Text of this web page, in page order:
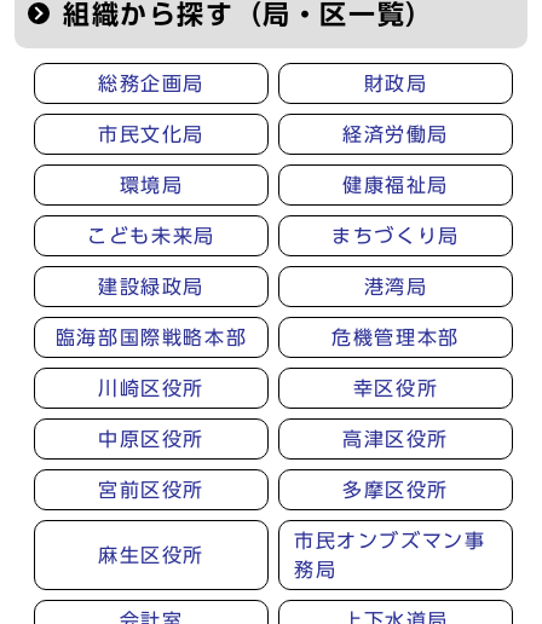
組織から探す（局・区一覧）
総務企画局 財政局
市民文化局 経済労働局
環境局 健康福祉局
こども未来局 まちづくり局
建設緑政局 港湾局
臨海部国際戦略本部 危機管理本部
川崎区役所 幸区役所
中原区役所 高津区役所
宮前区役所 多摩区役所
麻生区役所
市民オンブズマン事
務局